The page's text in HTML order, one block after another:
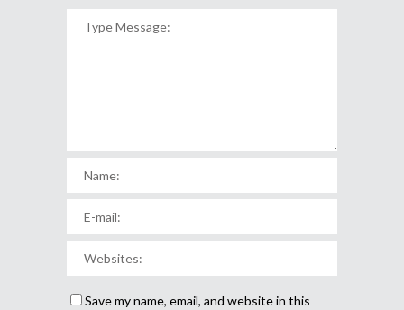
Save my name, email, and website in this